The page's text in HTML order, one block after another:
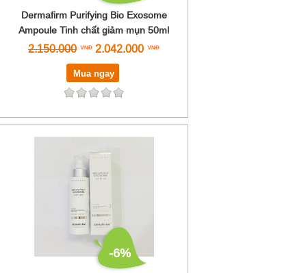
Dermafirm Purifying Bio Exosome
Ampoule Tinh chất giảm mụn 50ml
2.150.000 2.042.000
Mua ngay
-6%